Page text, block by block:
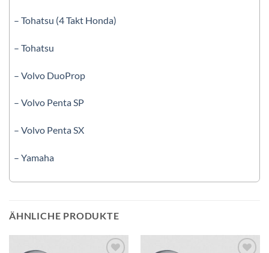
– Tohatsu (4 Takt Honda)
– Tohatsu
– Volvo DuoProp
– Volvo Penta SP
– Volvo Penta SX
– Yamaha
ÄHNLICHE PRODUKTE